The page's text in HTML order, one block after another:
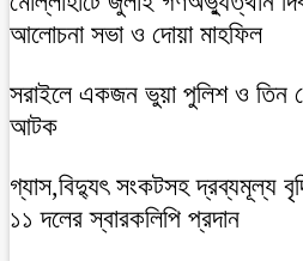
আলোচনা সভা ও দোয়া মাহফিল
সরাইলে একজন ভুয়া পুলিশ ও তিন
আটক
গ্যাস,বিদ্যুৎ সংকটসহ দ্রব্যমূল্য
১১ দলের স্বারকলিপি প্রদান